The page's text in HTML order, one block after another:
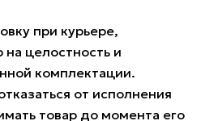
при курьере,
на целостность и
комплектации.
от исполнения
товар до момента его